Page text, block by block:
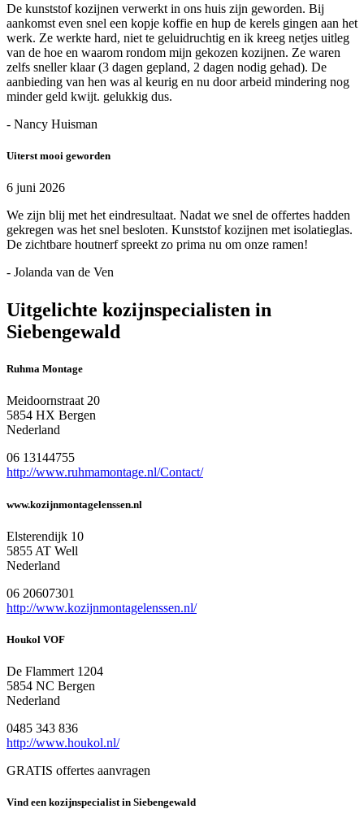
De kunststof kozijnen verwerkt in ons huis zijn geworden. Bij
aankomst even snel een kopje koffie en hup de kerels gingen aan het
werk. Ze werkte hard, niet te geluidruchtig en ik kreeg netjes uitleg
van de hoe en waarom rondom mijn gekozen kozijnen. Ze waren
zelfs sneller klaar (3 dagen gepland, 2 dagen nodig gehad). De
aanbieding van hen was al keurig en nu door arbeid mindering nog
minder geld kwijt. gelukkig dus.
- Nancy Huisman
Uiterst mooi geworden
6 juni 2026
We zijn blij met het eindresultaat. Nadat we snel de offertes hadden
gekregen was het snel besloten. Kunststof kozijnen met isolatieglas.
De zichtbare houtnerf spreekt zo prima nu om onze ramen!
- Jolanda van de Ven
Uitgelichte kozijnspecialisten in
Siebengewald
Ruhma Montage
Meidoornstraat 20
5854 HX Bergen
Nederland
06 13144755
http://www.ruhmamontage.nl/Contact/
www.kozijnmontagelenssen.nl
Elsterendijk 10
5855 AT Well
Nederland
06 20607301
http://www.kozijnmontagelenssen.nl/
Houkol VOF
De Flammert 1204
5854 NC Bergen
Nederland
0485 343 836
http://www.houkol.nl/
GRATIS offertes aanvragen
Vind een kozijnspecialist in Siebengewald